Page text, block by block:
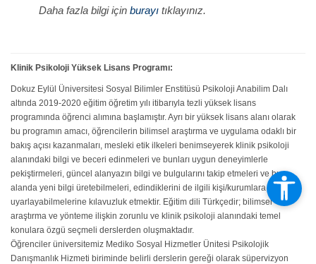
Daha fazla bilgi için burayı tıklayınız.
Klinik Psikoloji Yüksek Lisans Programı:
Dokuz Eylül Üniversitesi Sosyal Bilimler Enstitüsü Psikoloji Anabilim Dalı
altında 2019-2020 eğitim öğretim yılı itibarıyla tezli yüksek lisans
programında öğrenci alımına başlamıştır. Ayrı bir yüksek lisans alanı olarak
bu programın amacı, öğrencilerin bilimsel araştırma ve uygulama odaklı bir
bakış açısı kazanmaları, mesleki etik ilkeleri benimseyerek klinik psikoloji
alanındaki bilgi ve beceri edinmeleri ve bunları uygun deneyimlerle
pekiştirmeleri, güncel alanyazın bilgi ve bulgularını takip etmeleri ve bu
alanda yeni bilgi üretebilmeleri, edindiklerini de ilgili kişi/kurumlara aktarıp
uyarlayabilmelerine kılavuzluk etmektir. Eğitim dili Türkçedir; bilimsel
araştırma ve yönteme ilişkin zorunlu ve klinik psikoloji alanındaki temel
konulara özgü seçmeli derslerden oluşmaktadır.
Öğrenciler üniversitemiz Mediko Sosyal Hizmetler Ünitesi Psikolojik
Danışmanlık Hizmeti biriminde belirli derslerin gereği olarak süpervizyon